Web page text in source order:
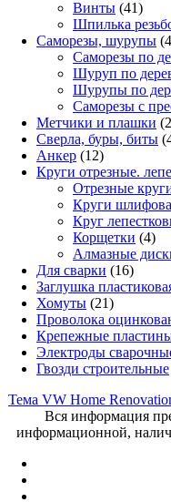
Винты 4141
товар
Шпилька
Саморезы, шурупы
Саморезы по
Шуруп по
Шурупы по
Саморезы с
Метчики и плашки
Сверла, буры, биты
Анкер 1212
товаров
Круги отрезные.
Отрезные
Круги
Круг
Корщетки 44
Алмазные
Для сварки 1616
Заглушка
Хомуты 2121
товар
Проволока
Крепежные
Электроды
Гвозди строительные
Тема VW Home
Вся информация
информационной,